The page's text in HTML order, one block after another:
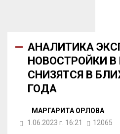
АНАЛИТИКА
НОВОСТРОЙКИ В
СНИЗЯТСЯ В
ГОДА
МАРГАРИТА ОРЛОВА
1.06.2023 г. 16:21
12065